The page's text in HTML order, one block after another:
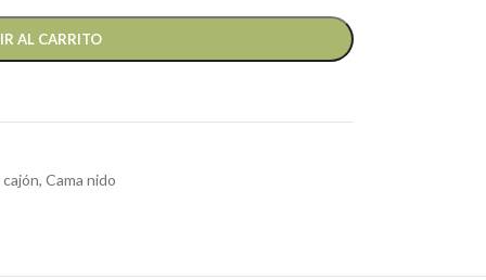
AL CARRITO
, Cama nido